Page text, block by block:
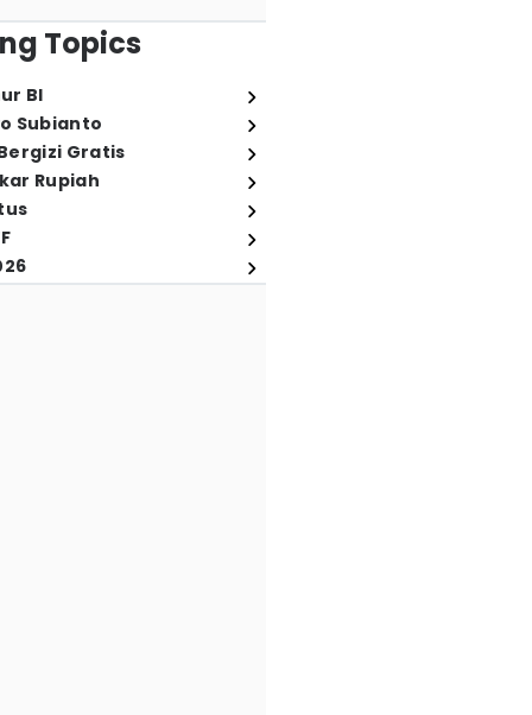
Topics
BI
Subianto
Gratis
Rupiah